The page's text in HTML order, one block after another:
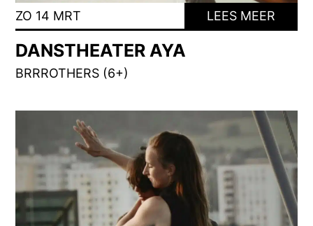
ZO 14 MRT LEES MEER
DANSTHEATER AYA
BRRROTHERS (6+)